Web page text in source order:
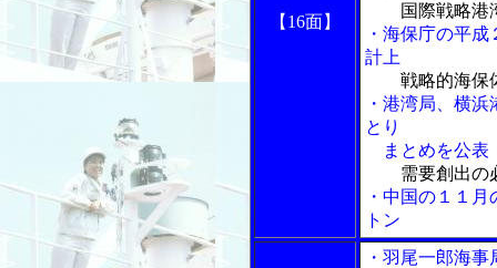
【16面】
国際戦略港
・海保庁の平
計上
戦略的海保
・港湾局、横
とり
まとめを公表
需要創出の
・中国の１１
トン
・羽尾一郎海